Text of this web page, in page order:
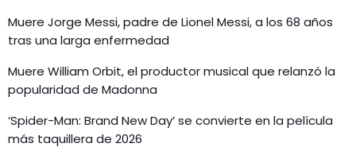
Muere Jorge Messi, padre de Lionel Messi, a los 68 años
tras una larga enfermedad
Muere William Orbit, el productor musical que relanzó la
popularidad de Madonna
‘Spider-Man: Brand New Day’ se convierte en la película
más taquillera de 2026